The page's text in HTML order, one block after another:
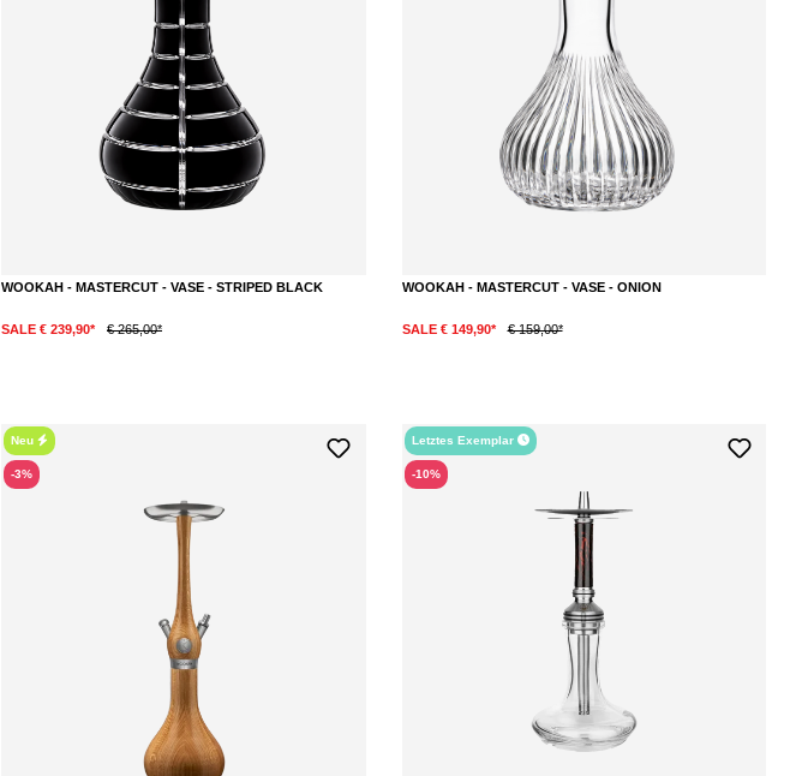
WOOKAH - MASTERCUT - VASE - STRIPED BLACK
SALE € 239,90* € 265,00*
WOOKAH - MASTERCUT - VASE - ONION
SALE € 149,90* € 159,00*
Neu
-3%
Letztes Exemplar
-10%